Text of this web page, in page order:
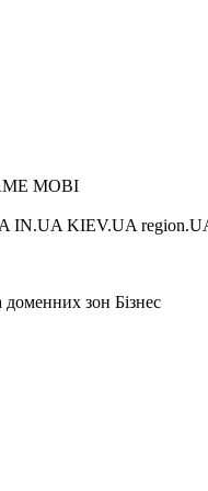
MOBI
IN.UA KIEV.UA
доменних зон Бізнес